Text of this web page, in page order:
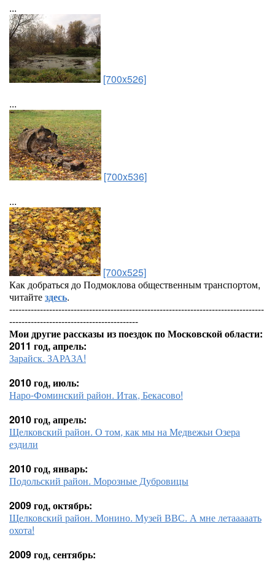
...
[700x526]
...
[700x536]
...
[700x525]
Как добраться до Подмоклова общественным транспортом,
читайтездесь.
-----------------------------------------------------------------------------------
------------------------------------------
Мои другие рассказы из поездок по Московской области:
2011 год, апрель:
Зарайск. ЗАРАЗА!
2010 год, июль:
Наро-Фоминский район. Итак, Бекасово!
2010 год, апрель:
Щелковский район. О том, как мы на Медвежьи Озера
ездили
2010 год, январь:
Подольский район. Морозные Дубровицы
2009 год, октябрь:
Щелковский район. Монино. Музей ВВС. А мне летааааать
охота!
2009 год, сентябрь: